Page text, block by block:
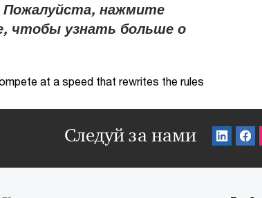
Пожалуйста, нажмите
чтобы узнать больше о
at a speed that rewrites the rules
Следуй за нами